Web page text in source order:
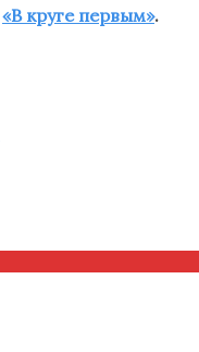
«В круге первым».